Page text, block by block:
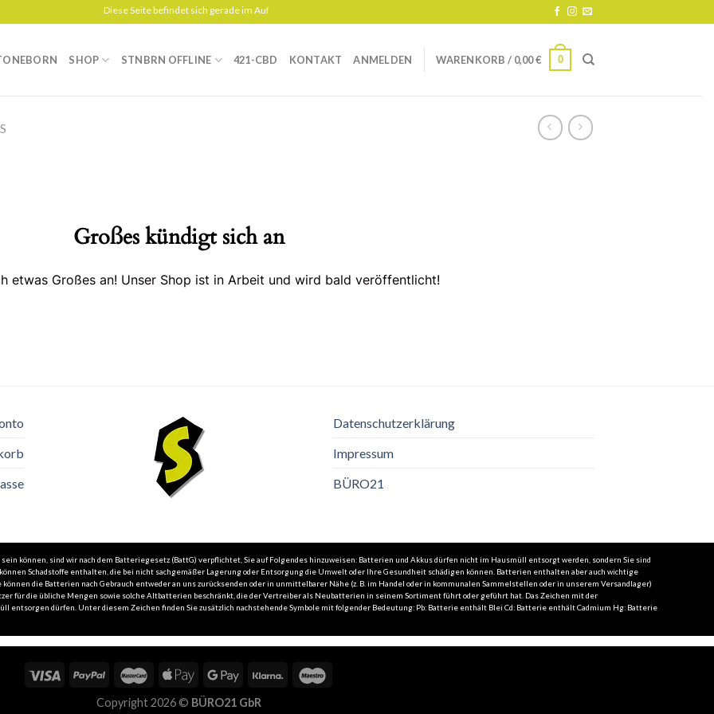
Diese Seite befindet sich gerade im Aufbau
SHOP STNBRN OFFLINE 421-CBD KONTAKT ANMELDEN WARENKORB / 0,00€ 0
Großes kündigt sich an
etwas Großes an! Unser Shop ist in Arbeit und wird bald veröffentlicht!
Datenschutzerklärung
Impressum
BÜRO21
können, sind wir nach dem Batteriegesetz (BattG) verpflichtet, Sie auf Folgendes hinzuweisen: Batterien und Akkus dürfen nicht im Hausmüll entsorgt werden, sondern Sie sind
Schadstoffe enthalten, die bei nicht sachgemäßer Lagerung oder Entsorgung die Umwelt oder Ihre Gesundheit schädigen können. Batterien enthalten aber auch wichtige
die Batterien nach Gebrauch entweder an uns zurücksenden oder in unmittelbarer Nähe (z. B. im Handel oder in kommunalen Sammelstellen oder in unserem Versandlager)
für die übliche Mengen sowie solche Altbatterien beschränkt, die der Vertreiber als Neubatterien in seinem Sortiment führt oder geführt hat. Das Zeichen mit der
entsorgen dürfen. Unter diesem Zeichen finden Sie zusätzlich nachstehende Symbole mit folgender Bedeutung: Pb: Batterie enthält Blei Cd: Batterie enthält Cadmium Hg: Batterie
Copyright 2026 © BÜRO21 GbR